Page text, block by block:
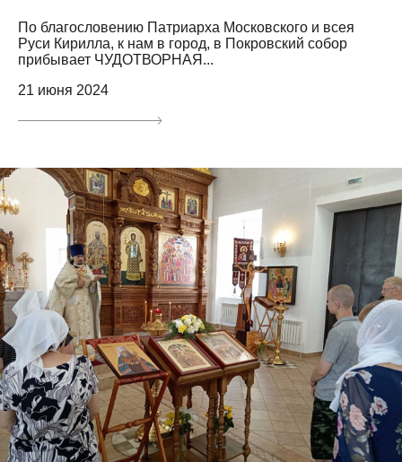
По благословению Патриарха Московского и всея
Руси Кирилла, к нам в город, в Покровский собор
прибывает ЧУДОТВОРНАЯ...
21 июня 2024